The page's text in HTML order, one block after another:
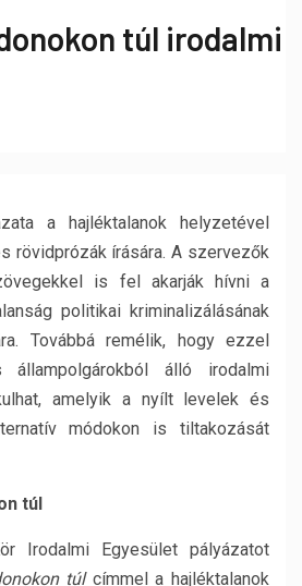
túl irodalmi
a hajléktalanok helyzetével
rövidprózák írására. A szervezők
is fel akarják hívni a
politikai kriminalizálásának
Továbbá remélik, hogy ezzel
álló irodalmi
amelyik a nyílt levelek és
módokon is tiltakozását
túl
Irodalmi Egyesület pályázatot
túl címmel a hajléktalanok